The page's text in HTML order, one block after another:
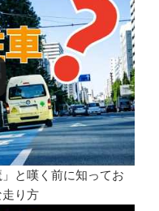
と嘆く前に知ってお
り方